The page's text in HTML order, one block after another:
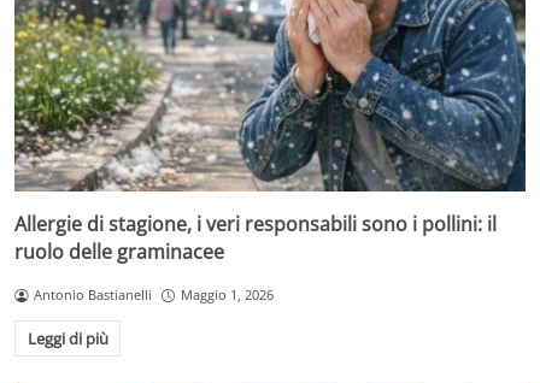
Allergie di stagione, i veri responsabili sono i pollini: il
ruolo delle graminacee
Antonio Bastianelli Maggio 1, 2026
Leggi di più